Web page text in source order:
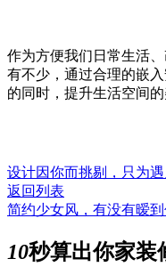
作为方便我们日常生活
有不少，通过合理的嵌
的同时，提升生活空间
设计因你而挑剔，只为遇
返回列表
简约少女风，有没有暧
10秒算出你家装